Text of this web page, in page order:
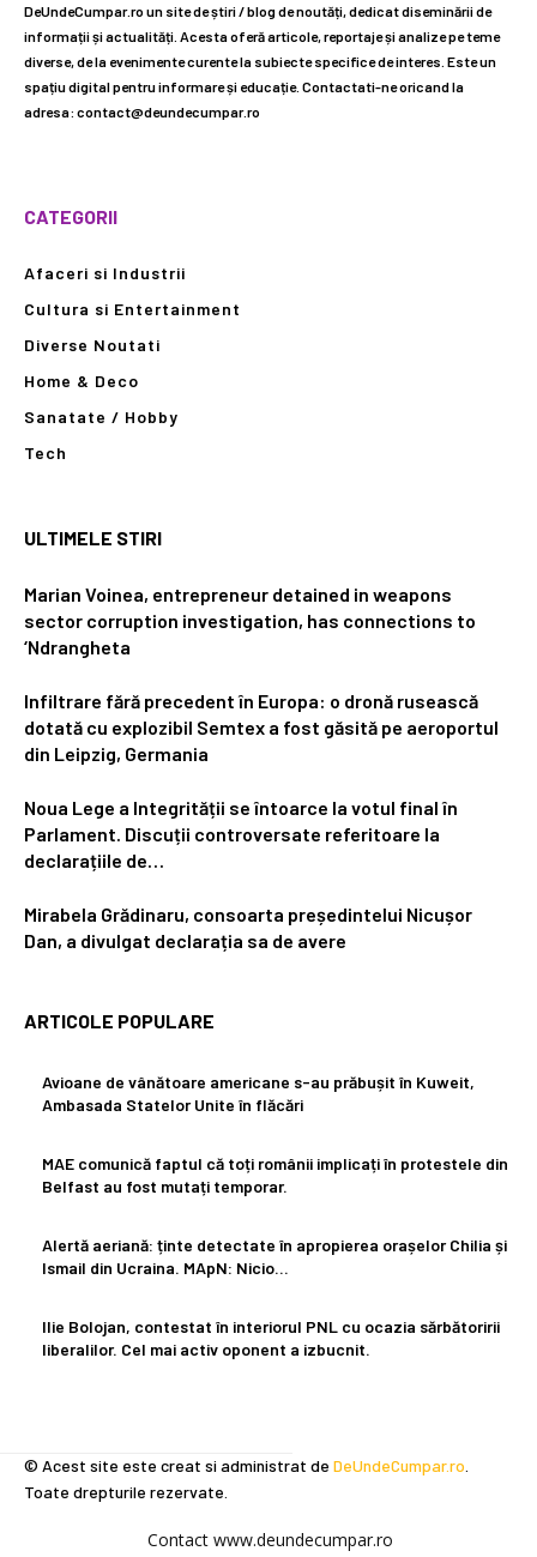
DeUndeCumpar.ro un site de știri / blog de noutăți, dedicat diseminării de
informații și actualități. Acesta oferă articole, reportaje și analize pe teme
diverse, de la evenimente curente la subiecte specifice de interes. Este un
spațiu digital pentru informare și educație. Contactati-ne oricand la
adresa: contact@deundecumpar.ro
CATEGORII
Afaceri si Industrii
Cultura si Entertainment
Diverse Noutati
Home & Deco
Sanatate / Hobby
Tech
ULTIMELE STIRI
Marian Voinea, entrepreneur detained in weapons
sector corruption investigation, has connections to
‘Ndrangheta
Infiltrare fără precedent în Europa: o dronă rusească
dotată cu explozibil Semtex a fost găsită pe aeroportul
din Leipzig, Germania
Noua Lege a Integrității se întoarce la votul final în
Parlament. Discuții controversate referitoare la
declarațiile de…
Mirabela Grădinaru, consoarta președintelui Nicușor
Dan, a divulgat declarația sa de avere
ARTICOLE POPULARE
Avioane de vânătoare americane s-au prăbușit în Kuweit,
Ambasada Statelor Unite în flăcări
MAE comunică faptul că toți românii implicați în protestele din
Belfast au fost mutați temporar.
Alertă aeriană: ținte detectate în apropierea orașelor Chilia și
Ismail din Ucraina. MApN: Nicio…
Ilie Bolojan, contestat în interiorul PNL cu ocazia sărbătoririi
liberalilor. Cel mai activ oponent a izbucnit.
© Acest site este creat si administrat de DeUndeCumpar.ro
Toate drepturile rezervate.
Contact www.deundecumpar.ro